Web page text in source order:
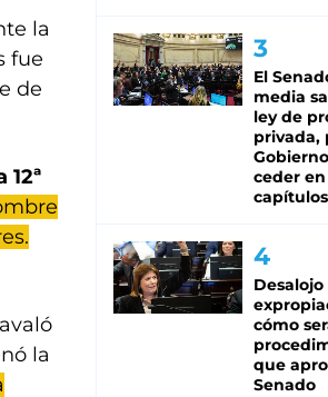
la
fue
de
12ª
la
El
media
ley de
privada,
ceder
capítulos
cómo
que
Senado